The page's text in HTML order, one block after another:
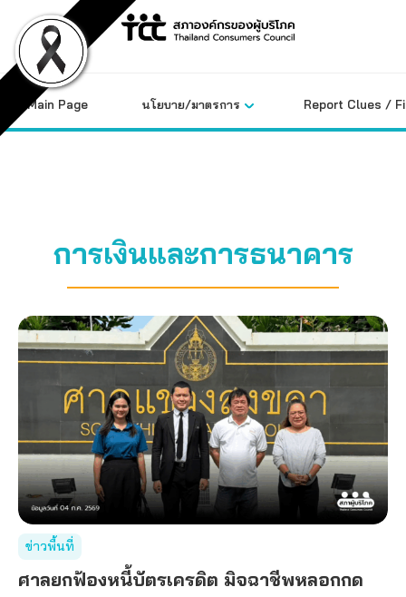
content
Main Page นโยบาย/มาตรการ Report Clues /
การเงินและการธนาคาร
ข่าวพื้นที่
ศาลยกฟ้องหนี้บัตรเครดิต มิจฉาชีพหลอกกด